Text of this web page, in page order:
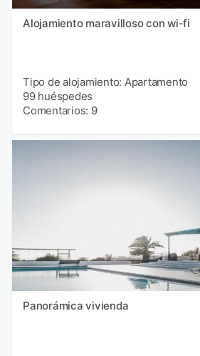
Alojamiento maravilloso con wi-fi
Tipo de alojamiento: Apartamento
99 huéspedes
Comentarios: 9
Panorámica vivienda